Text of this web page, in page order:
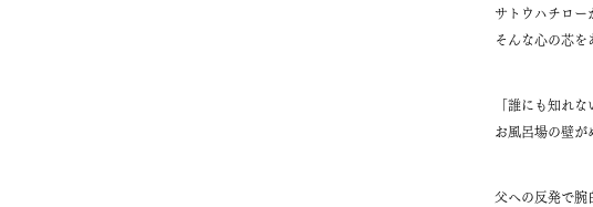
サトウハチロー
そんな心の芯を
「誰にも知れ
お風呂場の壁が
父への反発で腕